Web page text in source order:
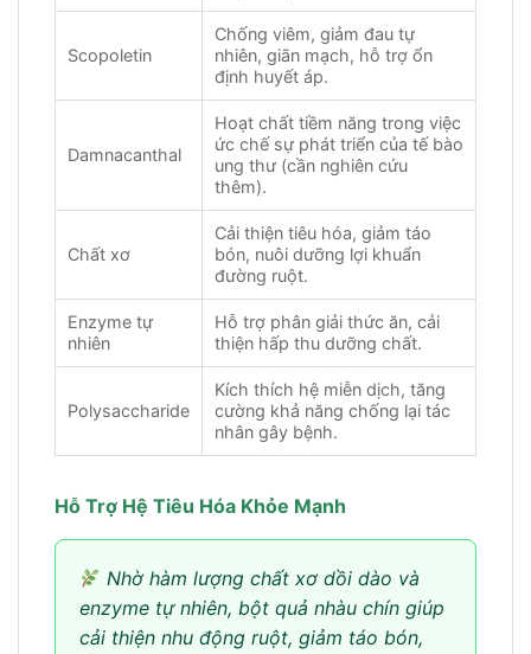
Scopoletin
Chống viêm, giảm đau tự
nhiên, giãn mạch, hỗ trợ ổn
định huyết áp.
Damnacanthal
Hoạt chất tiềm năng trong việc
ức chế sự phát triển của tế bào
ung thư (cần nghiên cứu
thêm).
Chất xơ
Cải thiện tiêu hóa, giảm táo
bón, nuôi dưỡng lợi khuẩn
đường ruột.
Enzyme tự
nhiên
Hỗ trợ phân giải thức ăn, cải
thiện hấp thu dưỡng chất.
Polysaccharide
Kích thích hệ miễn dịch, tăng
cường khả năng chống lại tác
nhân gây bệnh.
Hỗ Trợ Hệ Tiêu Hóa Khỏe Mạnh
Nhờ hàm lượng chất xơ dồi dào và
enzyme tự nhiên, bột quả nhàu chín giúp
cải thiện nhu động ruột, giảm táo bón,